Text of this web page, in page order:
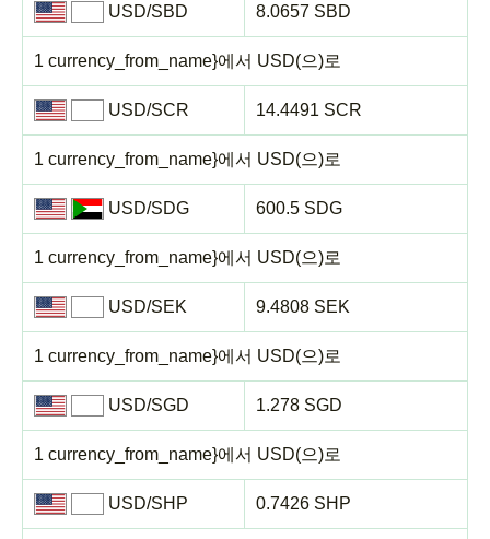
USD/SBD
1 currency_from_name}에서 USD(으)로
8.0657 SBD
USD/SCR
1 currency_from_name}에서 USD(으)로
14.4491 SCR
USD/SDG
1 currency_from_name}에서 USD(으)로
600.5 SDG
USD/SEK
1 currency_from_name}에서 USD(으)로
9.4808 SEK
USD/SGD
1 currency_from_name}에서 USD(으)로
1.278 SGD
USD/SHP 0.7426 SHP